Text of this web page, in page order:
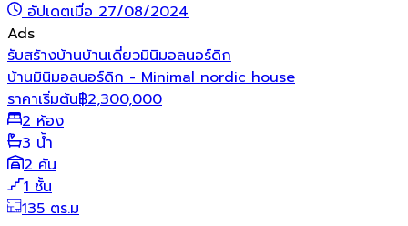
อัปเดตเมื่อ 27/08/2024
Ads
รับสร้างบ้านบ้านเดี่ยวมินิมอลนอร์ดิก
บ้านมินิมอลนอร์ดิก - Minimal nordic house
ราคาเริ่มต้น฿2,300,000
2 ห้อง
3 น้ำ
2 คัน
1 ชั้น
135 ตร.ม